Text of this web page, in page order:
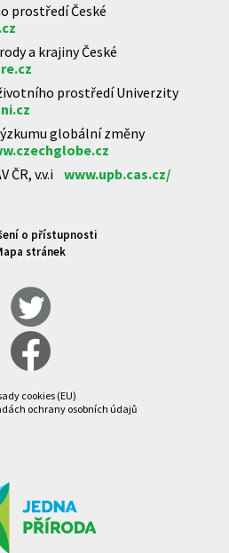
prostředí České
a krajiny České
prostředí Univerzity
globální změny
ČR, v.v.i www.upb.cas.cz/
o přístupnosti
stránek
cookies (EU)
ochrany osobních údajů